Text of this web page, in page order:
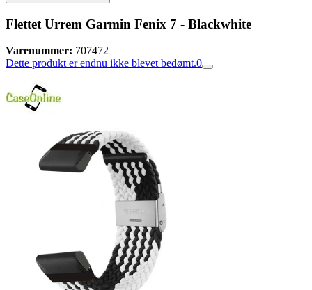
Flettet Urrem Garmin Fenix 7 - Blackwhite
Varenummer: 707472
Dette produkt er endnu ikke blevet bedømt.0